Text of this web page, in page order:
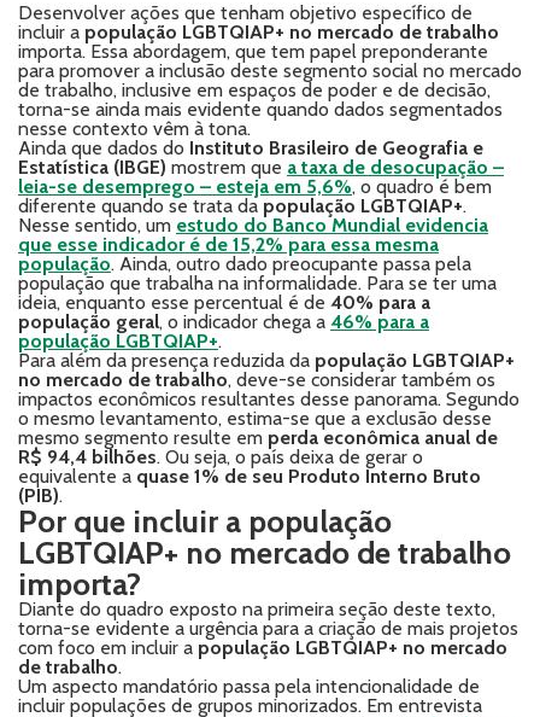
Desenvolver ações que tenham objetivo específico de
incluir a população LGBTQIAP+ no mercado de trabalho
importa. Essa abordagem, que tem papel preponderante
para promover a inclusão deste segmento social no mercado
de trabalho, inclusive em espaços de poder e de decisão,
torna-se ainda mais evidente quando dados segmentados
nesse contexto vêm à tona.
Ainda que dados do Instituto Brasileiro de Geografia e
Estatística (IBGE) mostrem que a taxa de desocupação –
leia-se desemprego – esteja em 5,6%, o quadro é bem
diferente quando se trata da população LGBTQIAP+.
Nesse sentido, um estudo do Banco Mundial evidencia
que esse indicador é de 15,2% para essa mesma
população. Ainda, outro dado preocupante passa pela
população que trabalha na informalidade. Para se ter uma
ideia, enquanto esse percentual é de 40% para a
população geral, o indicador chega a 46% para a
população LGBTQIAP+.
Para além da presença reduzida da população LGBTQIAP+
no mercado de trabalho, deve-se considerar também os
impactos econômicos resultantes desse panorama. Segundo
o mesmo levantamento, estima-se que a exclusão desse
mesmo segmento resulte em perda econômica anual de
R$ 94,4 bilhões. Ou seja, o país deixa de gerar o
equivalente a quase 1% de seu Produto Interno Bruto
(PIB).
Por que incluir a população
LGBTQIAP+ no mercado de trabalho
importa?
Diante do quadro exposto na primeira seção deste texto,
torna-se evidente a urgência para a criação de mais projetos
com foco em incluir a população LGBTQIAP+ no mercado
de trabalho.
Um aspecto mandatório passa pela intencionalidade de
incluir populações de grupos minorizados. Em entrevista